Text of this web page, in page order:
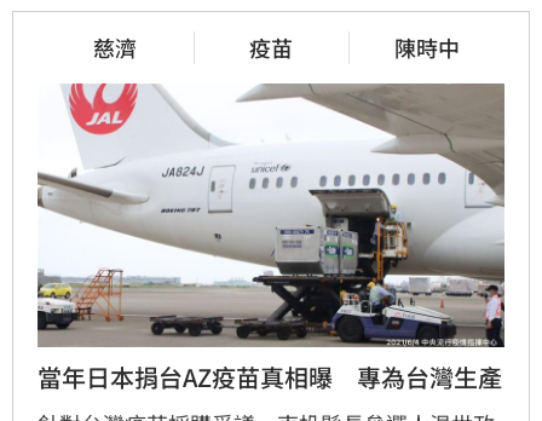
慈濟 疫苗 陳時中
當年日本捐台AZ疫苗真相曝　專為台灣生產